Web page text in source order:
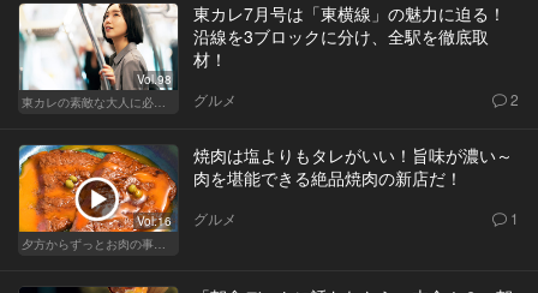
Vol.98
東カレの素敵な大人に必要なこと
東カレ7月号は「東横線」の魅力に迫る！
沿線を3ブロックに分け、全駅を徹底取
材！
グルメ 2
Vol.16
夕方からずっとお肉の事を考えてる貴方へ
焼肉は塩よりもタレがいい！旨味が濃い～
肉を堪能できる絶品焼肉の新店だ！
グルメ 1